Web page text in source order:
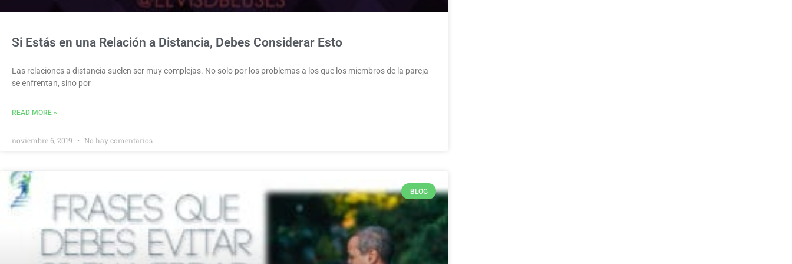
Si Estás en una Relación a Distancia, Debes Considerar Esto
Las relaciones a distancia suelen ser muy complejas. No solo por los problemas a los que los miembros de la pareja
se enfrentan, sino por
READ MORE »
noviembre 6, 2019 No hay comentarios
BLOG